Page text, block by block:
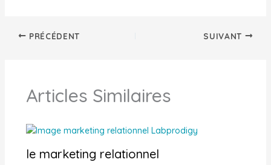
PRÉCÉDENT SUIVANT
Articles Similaires
le marketing relationnel